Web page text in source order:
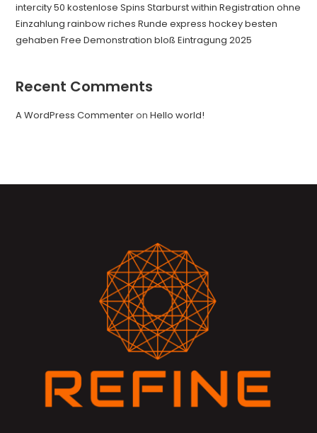
intercity 50 kostenlose Spins Starburst within Registration ohne
Einzahlung rainbow riches Runde express hockey besten
gehaben Free Demonstration bloß Eintragung 2025
Recent Comments
A WordPress CommenteronHello world!